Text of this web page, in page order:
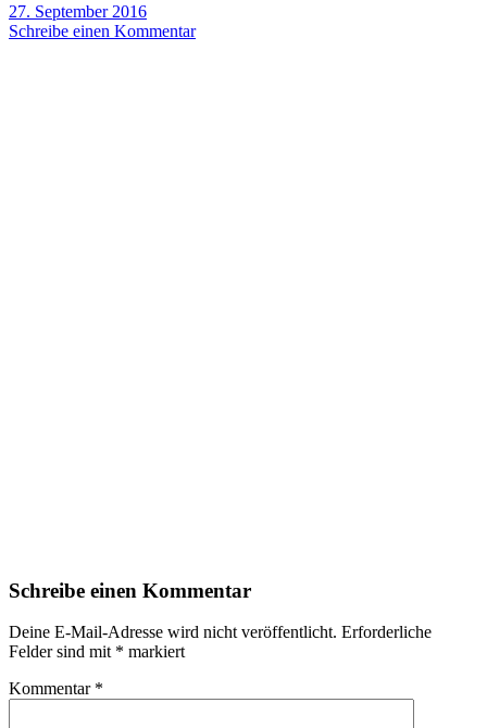
27. September 2016
Schreibe einen Kommentar
Schreibe einen Kommentar
Deine E-Mail-Adresse wird nicht veröffentlicht. Erforderliche
Felder sind mit * markiert
Kommentar *